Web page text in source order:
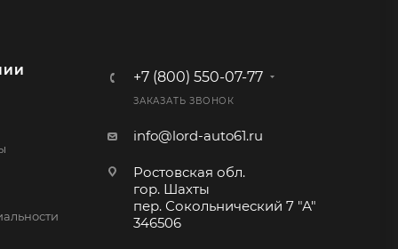
из
по
По
+7 (800) 550-07-77
ЗАКАЗАТЬ ЗВОНОК
info@lord-auto61.ru
Ростовская обл.
гор. Шахты
пер. Сокольнический 7 "А"
346506